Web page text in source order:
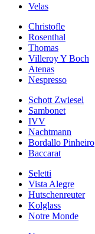
Velas
Christofle
Rosenthal
Thomas
Villeroy Y Boch
Atenas
Nespresso
Schott Zwiesel
Sambonet
IVV
Nachtmann
Bordallo Pinheiro
Baccarat
Seletti
Vista Alegre
Hutschenreuter
Kolglass
Notre Monde